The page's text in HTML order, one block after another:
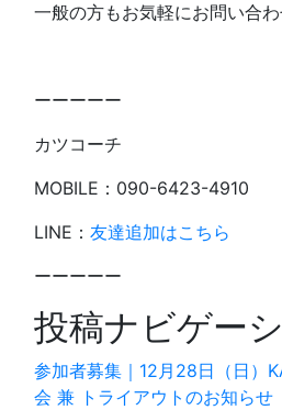
一般の方もお気軽にお問い合わ
ーーーーー
カツコーチ
MOBILE：090-6423-4910
LINE： 友達追加はこちら
ーーーーー
投稿ナビゲー
参加者募集｜12月28日（日）
会 兼 トライアウトのお知らせ